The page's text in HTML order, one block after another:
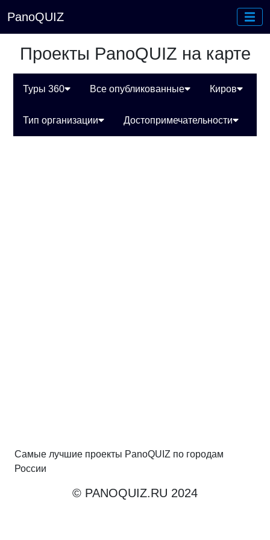
PanoQUIZ
Проекты PanoQUIZ на карте
Туры 360 Все опубликованные Киров
Тип организации Достопримечательности
Самые лучшие проекты PanoQUIZ по городам
России
© PANOQUIZ.RU 2024